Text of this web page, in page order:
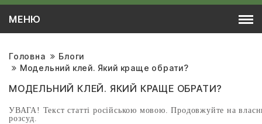
МЕНЮ
Головна
Блоги
Модельний клей. Який краще обрати?
МОДЕЛЬНИЙ КЛЕЙ. ЯКИЙ КРАЩЕ ОБРАТИ?
УВАГА! Текст статті російською мовою. Продовжуйте на
розсуд.